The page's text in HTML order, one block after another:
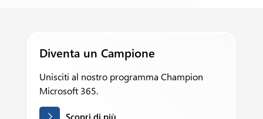
Diventa un Campione
Unisciti al nostro programma Champion
Microsoft 365.